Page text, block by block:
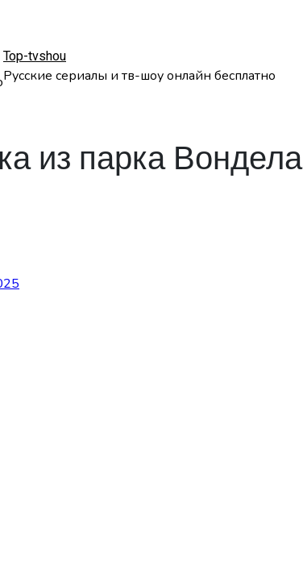
Top-tvshou
Русские сериалы и тв-шоу онлайн бесплатно
из парка Вондела